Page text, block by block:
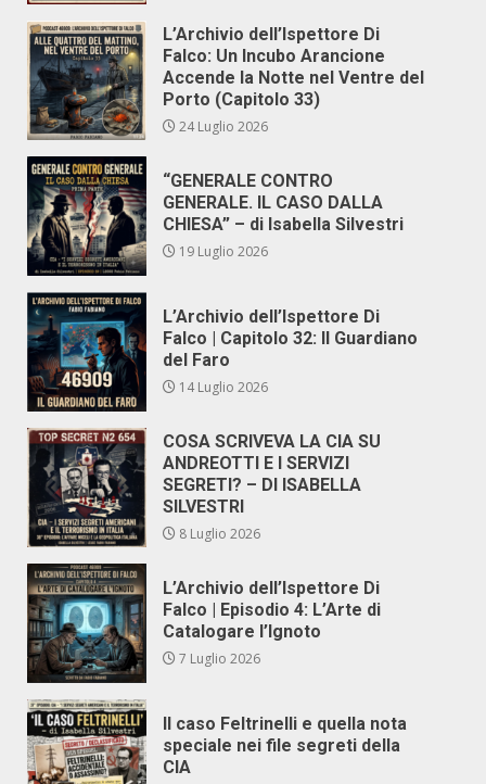
L’Archivio dell’Ispettore Di
Falco: Un Incubo Arancione
Accende la Notte nel Ventre del
Porto (Capitolo 33)
24 Luglio 2026
“GENERALE CONTRO
GENERALE. IL CASO DALLA
CHIESA” – di Isabella Silvestri
19 Luglio 2026
L’Archivio dell’Ispettore Di
Falco | Capitolo 32: Il Guardiano
del Faro
14 Luglio 2026
COSA SCRIVEVA LA CIA SU
ANDREOTTI E I SERVIZI
SEGRETI? – DI ISABELLA
SILVESTRI
8 Luglio 2026
L’Archivio dell’Ispettore Di
Falco | Episodio 4: L’Arte di
Catalogare l’Ignoto
7 Luglio 2026
Il caso Feltrinelli e quella nota
speciale nei file segreti della
CIA